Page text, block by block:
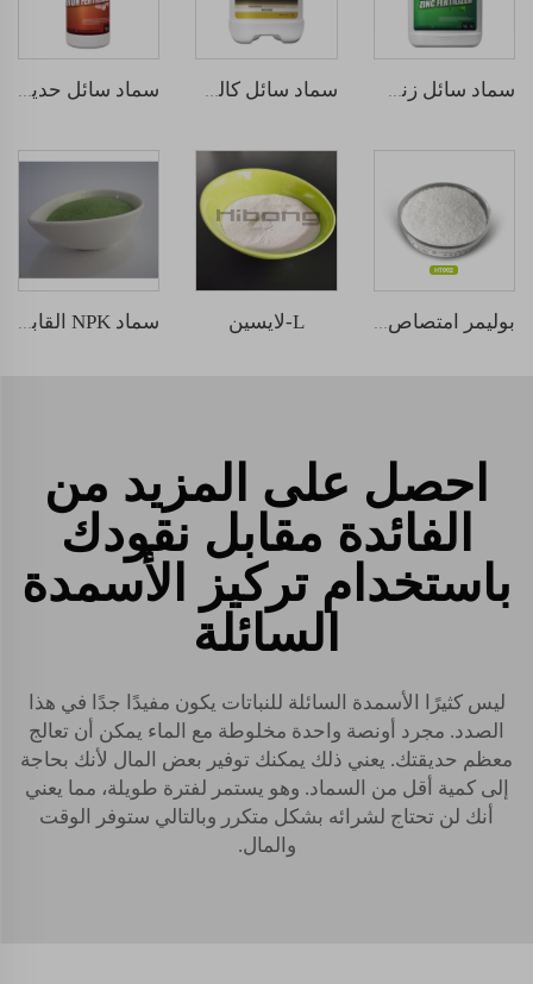
سماد سائل حديد متشابك الأعشاب البحرية
بوليمر امتصاص مياه خارق بوتاسيوم بولي أكريلات L-لايسين سماد NPK القابل للذوبان في الماء 12-5-45
احصل على المزيد من
الفائدة مقابل نقودك
باستخدام تركيز الأسمدة
السائلة
ليس كثيرًا الأسمدة السائلة للنباتات يكون مفيدًا جدًا في هذا
الصدد. مجرد أونصة واحدة مخلوطة مع الماء يمكن أن تعالج
معظم حديقتك. يعني ذلك يمكنك توفير بعض المال لأنك بحاجة
إلى كمية أقل من السماد. وهو يستمر لفترة طويلة، مما يعني
أنك لن تحتاج لشرائه بشكل متكرر وبالتالي ستوفر الوقت
والمال.